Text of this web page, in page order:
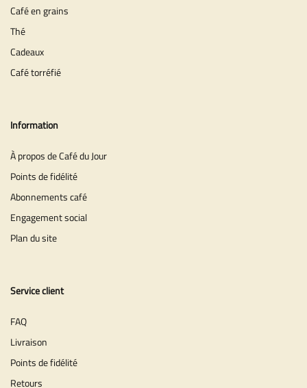
Café en grains
Thé
Cadeaux
Café torréfié
Information
À propos de Café du Jour
Points de fidélité
Abonnements café
Engagement social
Plan du site
Service client
FAQ
Livraison
Points de fidélité
Retours